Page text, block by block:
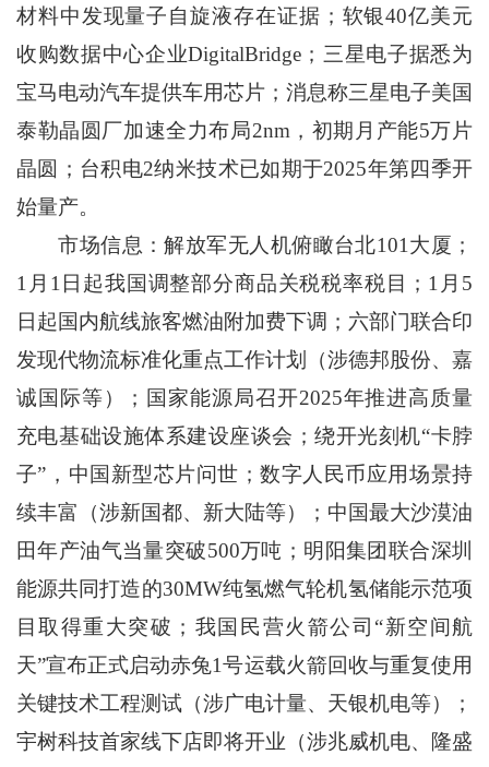
材料中发现量子自旋液存在证据；软银40亿美元
收购数据中心企业DigitalBridge；三星电子据悉为
宝马电动汽车提供车用芯片；消息称三星电子美国
泰勒晶圆厂加速全力布局2nm，初期月产能5万片
晶圆；台积电2纳米技术已如期于2025年第四季开
始量产。
市场信息：解放军无人机俯瞰台北101大厦；
1月1日起我国调整部分商品关税税率税目；1月5
日起国内航线旅客燃油附加费下调；六部门联合印
发现代物流标准化重点工作计划（涉德邦股份、嘉
诚国际等）；国家能源局召开2025年推进高质量
充电基础设施体系建设座谈会；绕开光刻机“卡脖
子”，中国新型芯片问世；数字人民币应用场景持
续丰富（涉新国都、新大陆等）；中国最大沙漠油
田年产油气当量突破500万吨；明阳集团联合深圳
能源共同打造的30MW纯氢燃气轮机氢储能示范项
目取得重大突破；我国民营火箭公司“新空间航
天”宣布正式启动赤兔1号运载火箭回收与重复使用
关键技术工程测试（涉广电计量、天银机电等）；
宇树科技首家线下店即将开业（涉兆威机电、隆盛